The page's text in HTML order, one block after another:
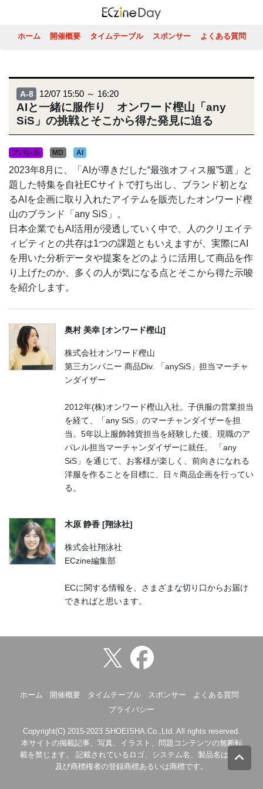
ホーム 開催概要 タイムテーブル スポンサー よくある質問
A-8 12/07 15:50 ～ 16:20
AIと一緒に服作り オンワード樫山「any
SiS」の挑戦とそこから得た発見に迫る
アパレル MD AI
2023年8月に、「AIが導きだした“最強オフィス服”5選」と
題した特集を自社ECサイトで打ち出し、ブランド初とな
るAIを企画に取り入れたアイテムを販売したオンワード樫
山のブランド「any SiS」。
日本企業でもAI活用が浸透していく中で、人のクリエイテ
ィビティとの共存は1つの課題ともいえますが、実際にAI
を用いた分析データや提案をどのように活用して商品を作
り上げたのか、多くの人が気になる点とそこから得た示唆
を紹介します。
奥村 美幸 [オンワード樫山]
株式会社オンワード樫山
第三カンパニー 商品Div. 「anySiS」担当マーチャ
ンダイザー
2012年(株)オンワード樫山入社。子供服の営業担当
を経て、「any SiS」のマーチャンダイザーを担
当。5年以上服飾雑貨担当を経験した後、現職のア
パレル担当マーチャンダイザーに就任。 「any
SiS」を通じて、お客様が楽しく、前向きになれる
洋服を作ることを目標に、日々商品企画を行ってい
る。
木原 静香 [翔泳社]
株式会社翔泳社
ECzine編集部
ECに関する情報を、さまざまな切り口からお届け
できればと思います。
ホーム 開催概要 タイムテーブル スポンサー
よくある質問
プライバシー
Copyright(C) 2015-2023 SHOEISHA.Co.,Ltd. All rights reserved.
本サイトの掲載記事、写真、イラスト、問題コンテンツの無断転
載を禁じます。 記載されているロゴ、システム名、製品名は各社
及び商標権者の登録商標あるいは商標です。